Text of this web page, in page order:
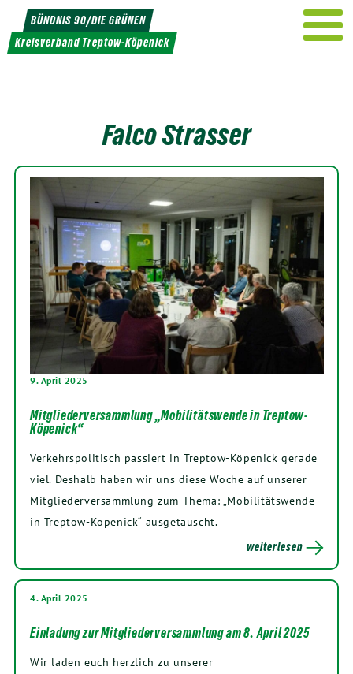
Weiter
zum
Inhalt
BÜNDNIS 90/DIE GRÜNEN
Kreisverband Treptow-Köpenick
Falco Strasser
9. April 2025
Mitgliederversammlung „Mobilitätswende in Treptow-
Köpenick“
Verkehrspolitisch passiert in Treptow-Köpenick gerade
viel. Deshalb haben wir uns diese Woche auf unserer
Mitgliederversammlung zum Thema: „Mobilitätswende
in Treptow-Köpenick“ ausgetauscht.
weiterlesen
4. April 2025
Einladung zur Mitgliederversammlung am 8. April 2025
Wir laden euch herzlich zu unserer